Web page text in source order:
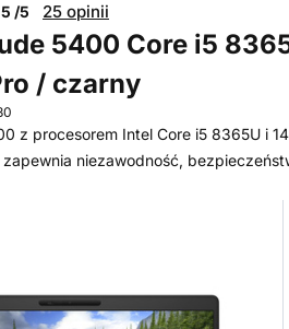
5 /5 25 opinii
5400 Core i5
/ czarny
z procesorem Intel Core i5 8365U i
zapewnia niezawodność,